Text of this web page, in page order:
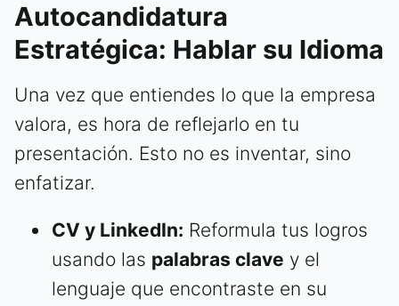
Autocandidatura
Estratégica: Hablar su Idioma
Una vez que entiendes lo que la empresa
valora, es hora de reflejarlo en tu
presentación. Esto no es inventar, sino
enfatizar.
CV y LinkedIn: Reformula tus logros
usando las palabras clave y el
lenguaje que encontraste en su